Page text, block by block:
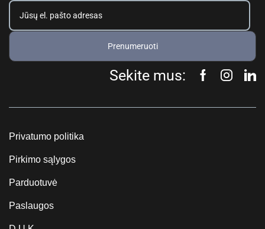
Prenumeruoti
Sekite mus:
Privatumo politika
Pirkimo sąlygos
Parduotuvė
Paslaugos